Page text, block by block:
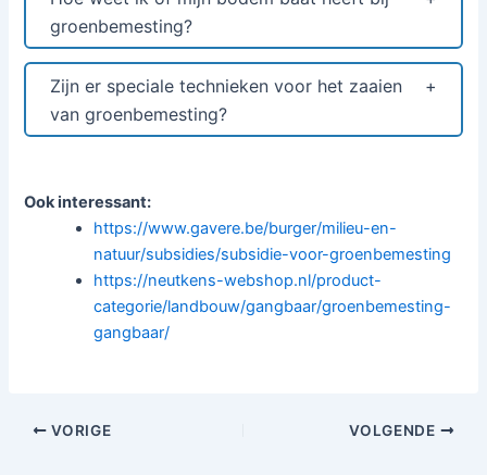
groenbemesting?
Zijn er speciale technieken voor het zaaien
van groenbemesting?
Ook interessant:
https://www.gavere.be/burger/milieu-en-
natuur/subsidies/subsidie-voor-groenbemesting
https://neutkens-webshop.nl/product-
categorie/landbouw/gangbaar/groenbemesting-
gangbaar/
BerichtVORIGE VOLGENDE